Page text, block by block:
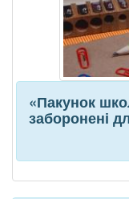
«Пакунок
заборонені